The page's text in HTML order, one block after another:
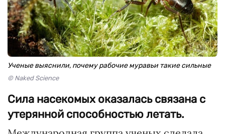
Ученые выяснили, почему рабочие муравьи такие сильные
© Naked Science
Сила насекомых оказалась связана с
утерянной способностью летать.